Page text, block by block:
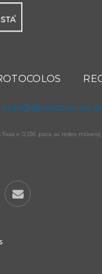
e 0,13€ para as redes móveis)